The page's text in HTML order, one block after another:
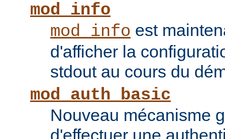
mod_info
mod_info est
d'afficher la
stdout au cours du
mod_auth_basic
Nouveau mécanisme